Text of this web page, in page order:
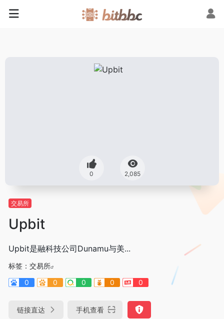
0 2,085
交易所
Upbit
Upbit是融科技公司Dunamu与美...
标签： 交易所
0
0 0 0 0
链接直达 手机查看